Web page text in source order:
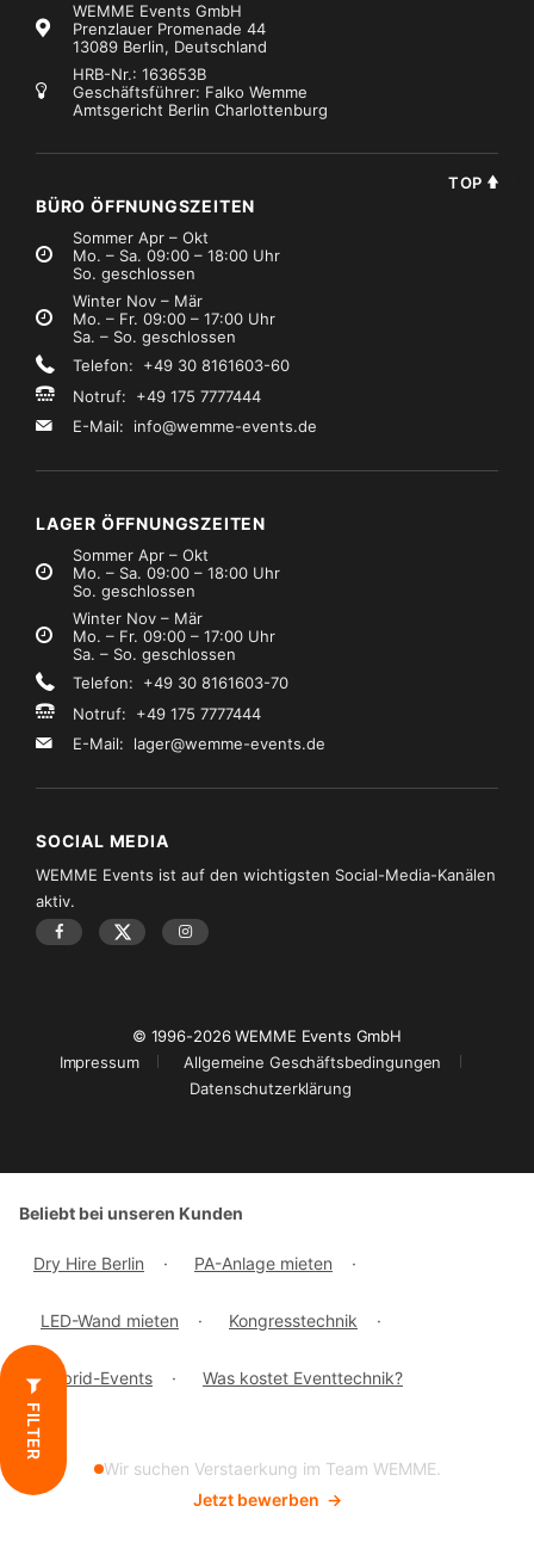
FILTER
WEMME Events GmbH
Prenzlauer Promenade 44
13089 Berlin, Deutschland
HRB-Nr.: 163653B
Geschäftsführer: Falko Wemme
Amtsgericht Berlin Charlottenburg
BÜRO ÖFFNUNGSZEITEN
Sommer Apr – Okt
Mo. – Sa. 09:00 – 18:00 Uhr
So. geschlossen
Winter Nov – Mär
Mo. – Fr. 09:00 – 17:00 Uhr
Sa. – So. geschlossen
Telefon: +49 30 8161603-60
Notruf: +49 175 7777444
E-Mail: info@wemme-events.de
LAGER ÖFFNUNGSZEITEN
Sommer Apr – Okt
Mo. – Sa. 09:00 – 18:00 Uhr
So. geschlossen
Winter Nov – Mär
Mo. – Fr. 09:00 – 17:00 Uhr
Sa. – So. geschlossen
Telefon: +49 30 8161603-70
Notruf: +49 175 7777444
E-Mail: lager@wemme-events.de
SOCIAL MEDIA
WEMME Events ist auf den wichtigsten Social-Media-Kanälen
aktiv.
© 1996-2026 WEMME Events GmbH
Impressum
Allgemeine Geschäftsbedingungen
Datenschutzerklärung
TOP
Beliebt bei unseren Kunden
Dry Hire Berlin · PA-Anlage mieten ·
LED-Wand mieten · Kongresstechnik ·
Hybrid-Events · Was kostet Eventtechnik?
Wir suchen Verstaerkung im Team WEMME.
Jetzt bewerben →